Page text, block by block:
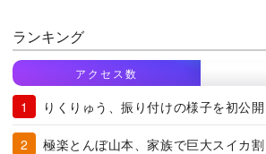
ランキング
アクセス数
りくりゅう、振り付けの様子を初公開
極楽とんぼ山本、家族で巨大スイカ割